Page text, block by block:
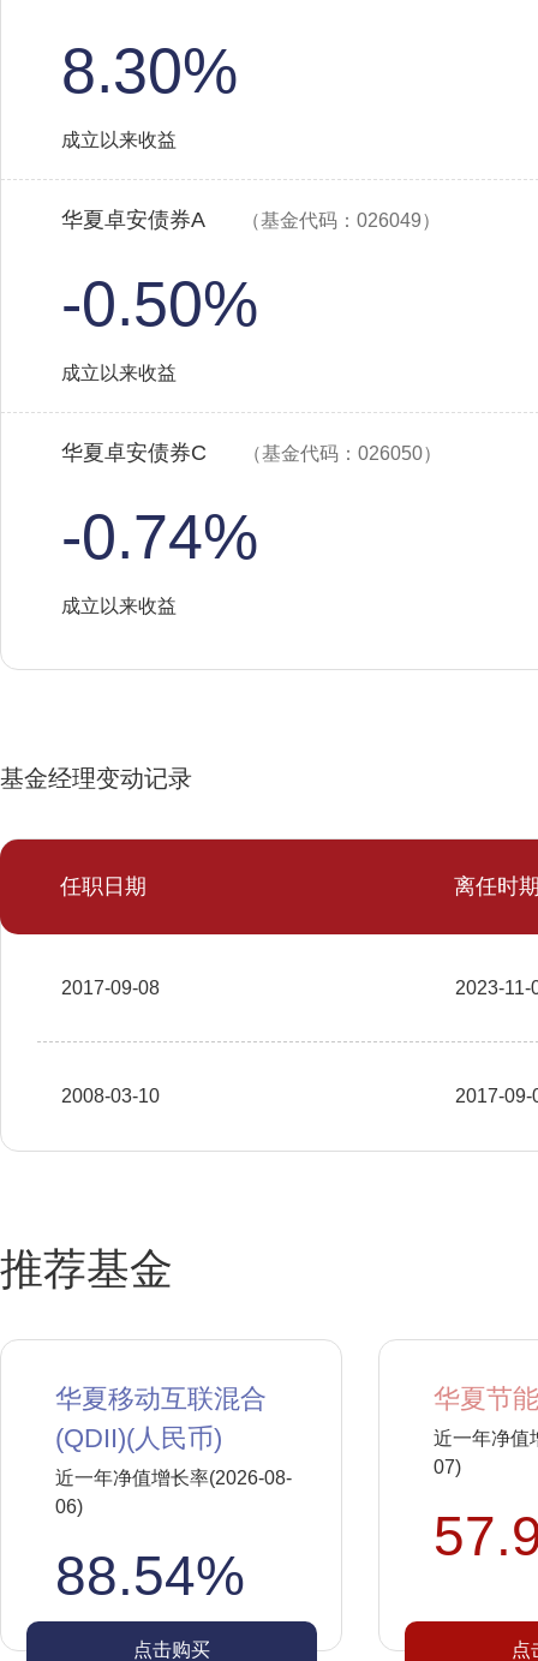
8.30%
成立以来收益
华夏卓安债券A （基金代码：026049）
-0.50%
成立以来收益
华夏卓安债券C （基金代码：026050）
-0.74%
成立以来收益
基金经理变动记录
任职日期 离任时
2017-09-08 2023-11-
2008-03-10 2017-09-
推荐基金
华夏移动互联混合
(QDII)(人民币)
近一年净值增长率(2026-08-
06)
88.54%
点击购买
华夏节
近一年净值
07)
点